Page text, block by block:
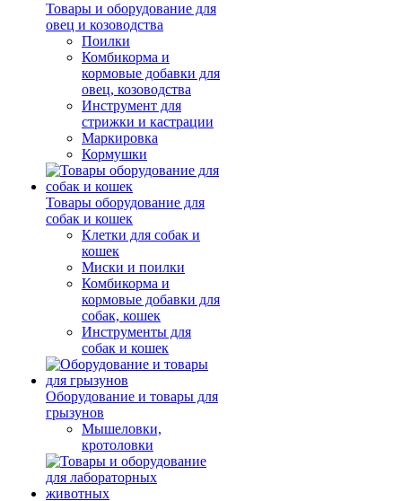
Товары и оборудование для
овец и козоводства
Поилки
Комбикорма и
кормовые добавки для
овец, козоводства
Инструмент для
стрижки и кастрации
Маркировка
Кормушки
Товары оборудование для
собак и кошек
Клетки для собак и
кошек
Миски и поилки
Комбикорма и
кормовые добавки для
собак, кошек
Инструменты для
собак и кошек
Оборудование и товары для
грызунов
Мышеловки,
кротоловки